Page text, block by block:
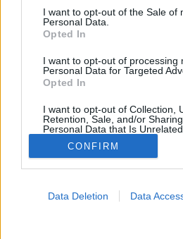
consent section.
I want to opt-out of the Sale of
Personal Data.
Opted In
I want to opt-out of processing
Personal Data for Targeted
Opted In
I want to opt-out of Collection,
Retention, Sale, and/or
Personal Data that Is
Purposes for which it was
Opted Out
CONFIRM
Data Deletion Data